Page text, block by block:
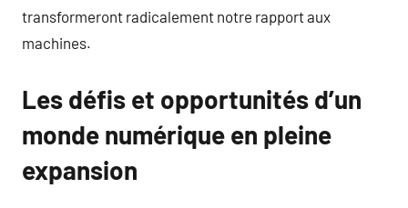
transformeront radicalement notre rapport aux
machines.
Les défis et opportunités d’un
monde numérique en pleine
expansion